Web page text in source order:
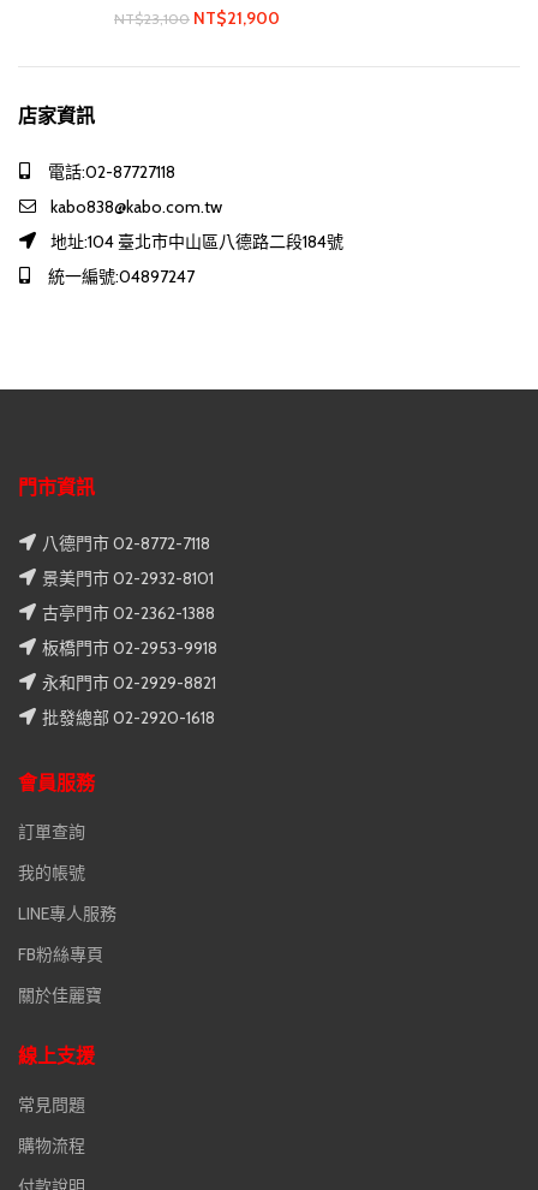
NT$23,100 NT$21,900
店家資訊
電話:02-87727118
kabo838@kabo.com.tw
地址:104 臺北市中山區八德路二段184號
統一編號:04897247
門市資訊
八德門市 02-8772-7118
景美門市 02-2932-8101
古亭門市 02-2362-1388
板橋門市 02-2953-9918
永和門市 02-2929-8821
批發總部 02-2920-1618
會員服務
訂單查詢
我的帳號
LINE專人服務
FB粉絲專頁
關於佳麗寶
線上支援
常見問題
購物流程